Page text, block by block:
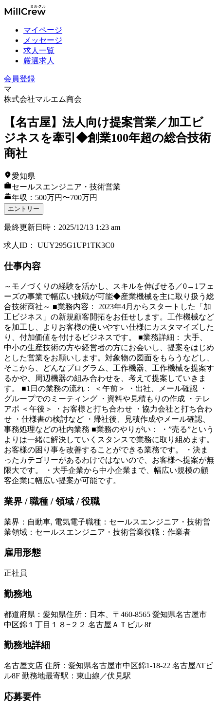
マイページ
メッセージ
求人一覧
厳選求人
会員登録
マ
株式会社マルエム商会
【名古屋】法人向け提案営業／加工ビ
ジネスを牽引◆創業100年超の総合技術
商社
愛知県
セールスエンジニア・技術営業
年収：500万円〜700万円
エントリー
最終更新日時 ： 2025/12/13 1:23 am
求人ID ： UUY295G1UP1TK3C0
仕事内容
～モノづくりの経験を活かし、スキルを伸ばせる／0→1フェ
ーズの事業で幅広い挑戦が可能◆産業機械を主に取り扱う総
合技術商社～ ■業務内容： 2023年4月からスタートした「加
工ビジネス」の新規顧客開拓をお任せします。工作機械など
を加工し、よりお客様の使いやすい仕様にカスタマイズした
り、付加価値を付けるビジネスです。 ■業務詳細： 大手、
中小の生産技術の方や経営者の方にお会いし、提案をはじめ
とした営業をお願いします。対象物の図面をもらうなどし、
そこから、どんなプログラム、工作機器、工作機械を提案す
るかや、周辺機器の組み合わせを、考えて提案していきま
す。 ■1日の業務の流れ： ＜午前＞ ・出社、メール確認 ・
グループでのミーティング ・資料や見積もりの作成 ・テレ
アポ ＜午後＞ ・お客様と打ち合わせ ・協力会社と打ち合わ
せ ・仕様書の検討など ・帰社後、見積作成やメール確認、
事務処理などの社内業務 ■業務のやりがい： ・”売る”という
よりは一緒に解決していくスタンスで業務に取り組めます。
お客様の困り事を改善することができる業務です。 ・決ま
ったカテゴリーがあるわけではないので、お客様へ提案が無
限大です。 ・大手企業から中小企業まで、幅広い規模の顧
客企業に幅広い提案が可能です。
業界 / 職種 / 領域 / 役職
業界 ： 自動車, 電気電子職種 ： セールスエンジニア・技術営
業領域 ： セールスエンジニア・技術営業役職 ： 作業者
雇用形態
正社員
勤務地
都道府県 ： 愛知県住所 ： 日本、〒460-8565 愛知県名古屋市
中区錦１丁目１８−２２ 名古屋ＡＴビル 8f
勤務地詳細
名古屋支店 住所：愛知県名古屋市中区錦1-18-22 名古屋ATビ
ル8F 勤務地最寄駅：東山線／伏見駅
応募要件